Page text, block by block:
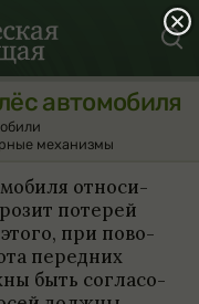
автомобиля
механизмы
отно­си­
поте­рей
при пово­
перед­них
быть согла­со­